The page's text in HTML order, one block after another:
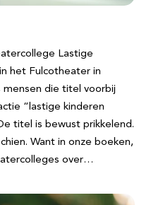
Lastige
het Fulcotheater in
mensen die titel voorbij
“lastige kinderen
titel is bewust prikkelend.
Want in onze boeken,
over…